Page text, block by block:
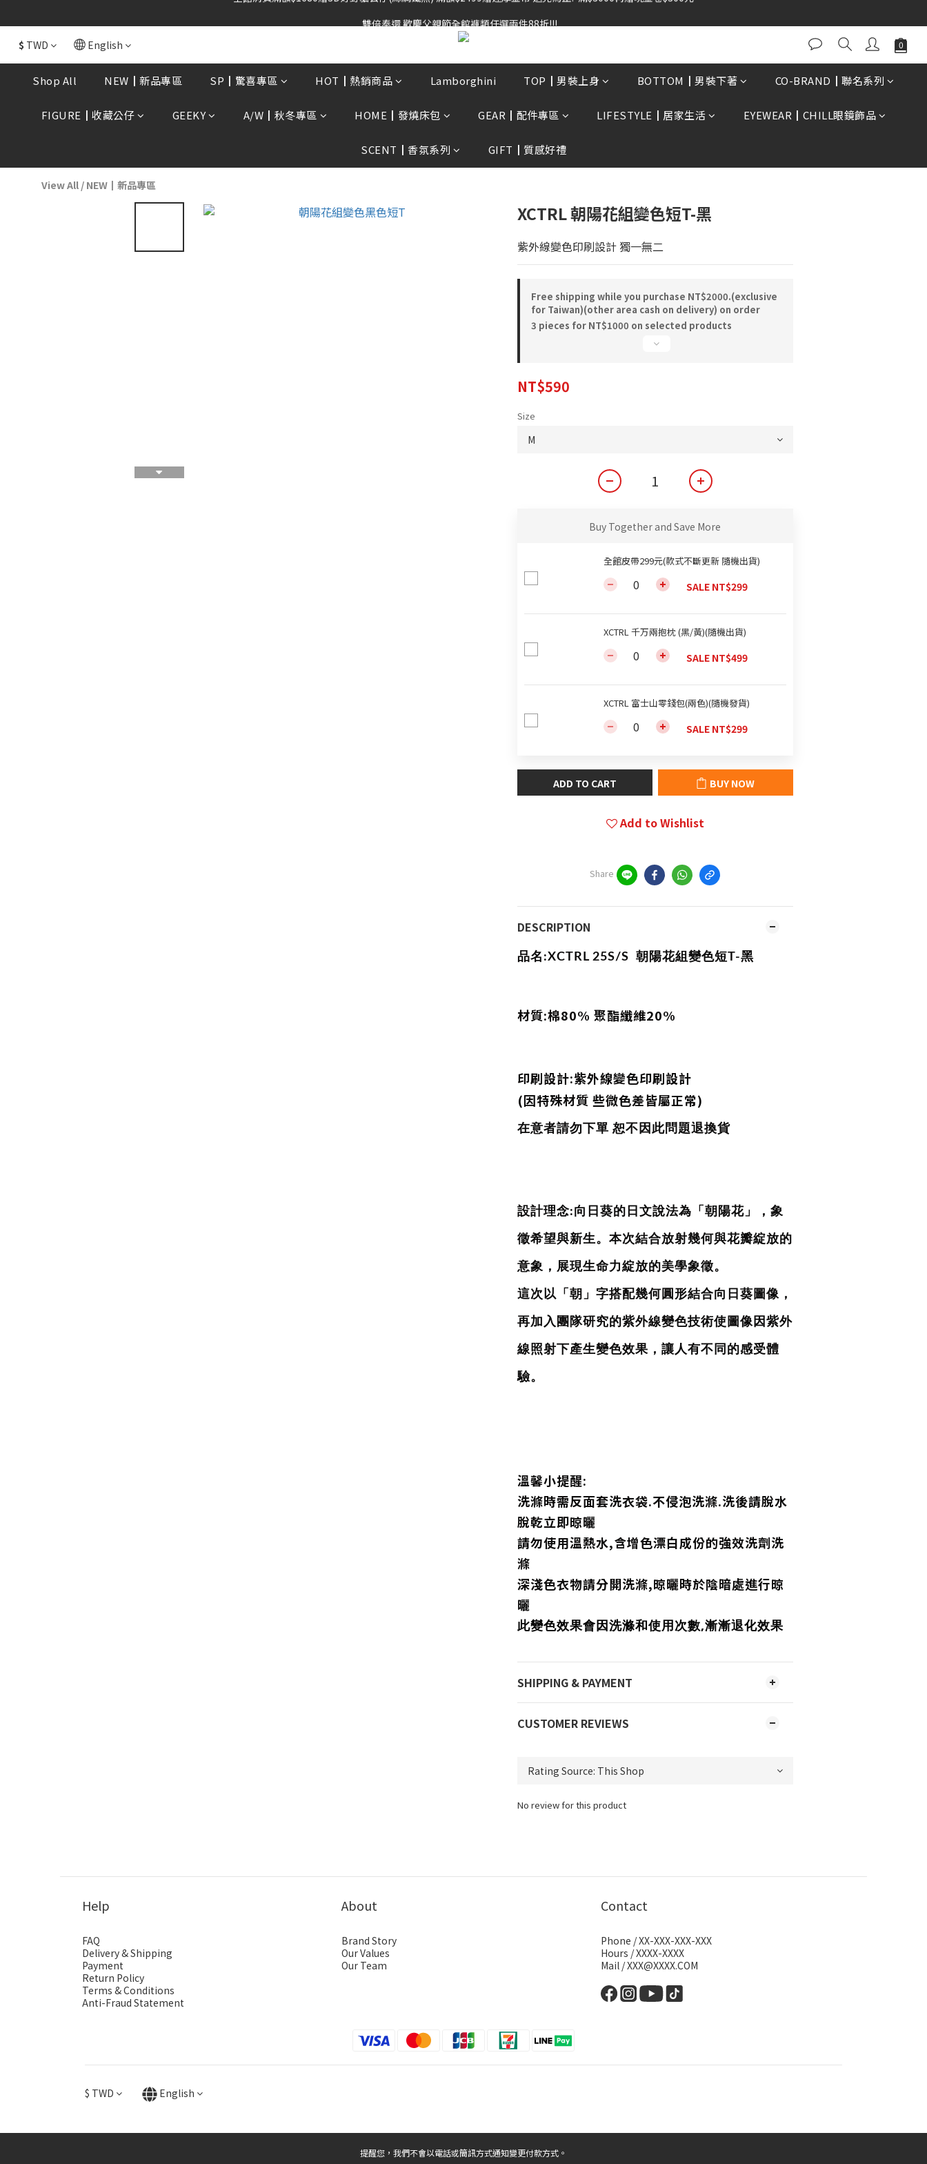
全館消費滿額$1680贈3D好野貓公仔(絲綢鐵黑) 滿額$2499贈達摩金幣 送完為止!  滿$3000再贈現金卷$300元
雙倍奉還 歡慶父親節全館褲類任選兩件88折!!!
$ TWD English
Shop All NEW┃新品專區 SP┃驚喜專區 HOT┃熱銷商品 Lamborghini TOP┃男裝上身 BOTTOM┃男裝下著 CO-BRAND┃聯名系列
FIGURE┃收藏公仔 GEEKY A/W┃秋冬專區 HOME┃發燒床包 GEAR┃配件專區 LIFESTYLE┃居家生活 EYEWEAR┃CHILL眼鏡飾品
SCENT┃香氛系列 GIFT┃質感好禮
View All / NEW┃新品專區
XCTRL 朝陽花組變色短T-黑
紫外線變色印刷設計 獨一無二
Free shipping while you purchase NT$2000.(exclusive
for Taiwan)(other area cash on delivery) on order
3 pieces for NT$1000 on selected products
NT$590
Size
Buy Together and Save More
全館皮帶299元(款式不斷更新 隨機出貨)
SALE NT$299
XCTRL 千万兩抱枕 (黑/黃)(隨機出貨)
SALE NT$499
XCTRL 富士山零錢包(兩色)(隨機發貨)
SALE NT$299
ADD TO CART BUY NOW
Add to Wishlist
Share
DESCRIPTION
品名:XCTRL 25S/S 朝陽花組變色短T-黑
材質:棉80% 聚酯纖維20%
印刷設計:紫外線變色印刷設計
(因特殊材質 些微色差皆屬正常)
在意者請勿下單 恕不因此問題退換貨
設計理念:向日葵的日文說法為「朝陽花」，象
徵希望與新生。本次結合放射幾何與花瓣綻放的
意象，展現生命力綻放的美學象徵。
這次以「朝」字搭配幾何圓形結合向日葵圖像，
再加入團隊研究的紫外線變色技術使圖像因紫外
線照射下產生變色效果，讓人有不同的感受體
驗。
溫馨小提醒:
洗滌時需反面套洗衣袋.不侵泡洗滌.洗後請脫水
脫乾立即晾曬
請勿使用溫熱水,含增色漂白成份的強效洗劑洗
滌
深淺色衣物請分開洗滌,晾曬時於陰暗處進行晾
曬
此變色效果會因洗滌和使用次數,漸漸退化效果
SHIPPING & PAYMENT
CUSTOMER REVIEWS
No review for this product
BUY NOW
Help
FAQ
Delivery & Shipping
Payment
Return Policy
Terms & Conditions
Anti-Fraud Statement
About
Brand Story
Our Values
Our Team
Contact
Phone / XX-XXX-XXX-XXX
Hours / XXXX-XXXX
Mail / XXX@XXXX.COM
$ TWD English
提醒您，我們不會以電話或簡訊方式通知變更付款方式。